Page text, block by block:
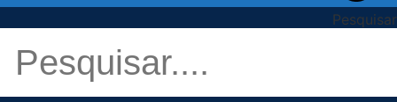
Pesquisar